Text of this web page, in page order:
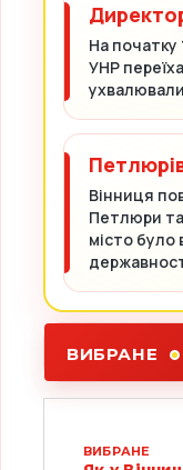
На початку
УНР
Вінниця
Петлюри
місто було
ВИБРАНЕ
ВИБРАНЕ